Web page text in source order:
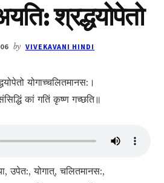
श्रद्धयोपेतो
by VIVEKAVANI HINDI
योगाच्चलितमानस:।
कां गतिं कृष्ण गच्छति॥
उपेत:, योगात्, चलितमानस:,